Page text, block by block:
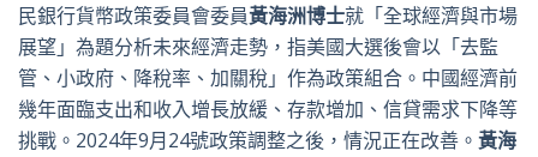
民銀行貨幣政策委員會委員黃海洲博士就「全球經濟與市場
展望」為題分析未來經濟走勢，指美國大選後會以「去監
管、小政府、降稅率、加關稅」作為政策組合。中國經濟前
幾年面臨支出和收入增長放緩、存款增加、信貸需求下降等
挑戰。2024年9月24號政策調整之後，情況正在改善。 黃海